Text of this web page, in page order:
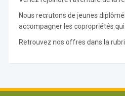
Nous recrutons de jeunes
accompagner les copropriétés
Retrouvez nos offres dans la